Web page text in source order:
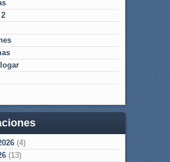
(4)
(13)